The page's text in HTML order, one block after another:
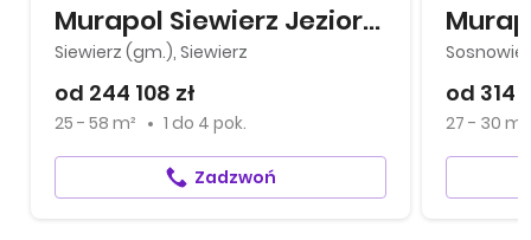
Murapol Siewierz Jeziorna
Siewierz (gm.), Siewierz
od 244 108 zł
25 - 58 m² 1 do 4 pok.
Zadzwoń
od 314
27 - 30 m²